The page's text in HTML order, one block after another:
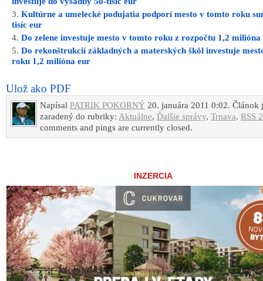
Kultúrne a umelecké podujatia podporí mesto v tomto roku
tisíc eur
Do zelene investuje mesto v tomto roku z rozpočtu 1,2 milióna
Do rekonštrukcií základných a materských škôl investuje
roku 1,2 milióna eur
Ulož ako PDF
Napísal PATRIK POKORNÝ 20. januára 2011 0:02. Článok
zaradený do rubriky: Aktuálne, Ďalšie správy, Trnava. RSS
comments and pings are currently closed.
INZERCIA